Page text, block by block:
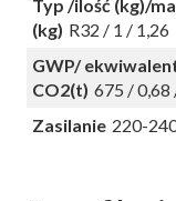
Typ /ilość (kg)/
(kg) R32 / 1 / 1,26
GWP/
CO2(t) 675 / 0,68
Zasilanie 220-